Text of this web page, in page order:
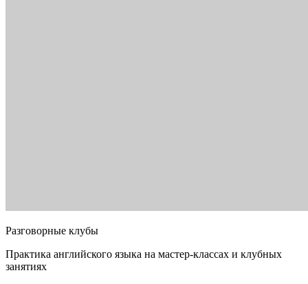
Разговорные клубы
Практика английского языка на мастер-классах и клубных
занятиях